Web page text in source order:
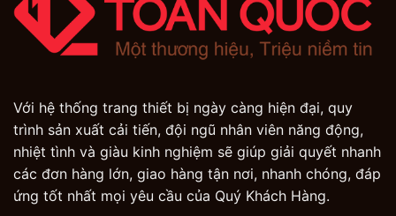
Với hệ thống trang thiết bị ngày càng hiện đại, quy
trình sản xuất cải tiến, đội ngũ nhân viên năng động,
nhiệt tình và giàu kinh nghiệm sẽ giúp giải quyết nhanh
các đơn hàng lớn, giao hàng tận nơi, nhanh chóng, đáp
ứng tốt nhất mọi yêu cầu của Quý Khách Hàng.